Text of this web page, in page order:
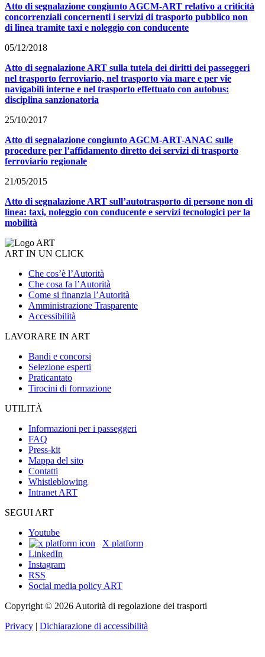
Atto di segnalazione congiunto AGCM-ART relativo a criticità
concorrenziali concernenti i servizi di trasporto pubblico non
di linea tramite taxi e noleggio con conducente
05/12/2018
Atto di segnalazione ART sulla tutela dei diritti dei passeggeri
nel trasporto ferroviario, nel trasporto via mare e per vie
navigabili interne e nel trasporto effettuato con autobus:
disciplina sanzionatoria
25/10/2017
Atto di segnalazione congiunto AGCM-ART-ANAC sulle
procedure per l’affidamento diretto dei servizi di trasporto
ferroviario regionale
21/05/2015
Atto di segnalazione ART sull’autotrasporto di persone non di
linea: taxi, noleggio con conducente e servizi tecnologici per la
mobilità
ART IN UN CLICK
Che cos’è l’Autorità
Che cosa fa l’Autorità
Come si finanzia l’Autorità
Amministrazione Trasparente
Accessibilità
LAVORARE IN ART
Bandi e concorsi
Selezione esperti
Praticantato
Tirocini di formazione
UTILITÀ
Informazioni per i passeggeri
FAQ
Press-kit
Mappa del sito
Contatti
Whistleblowing
Intranet ART
SEGUI ART
Youtube
X platform
LinkedIn
Instagram
RSS
Social media policy ART
Copyright © 2026 Autorità di regolazione dei trasporti
Privacy | Dichiarazione di accessibilità